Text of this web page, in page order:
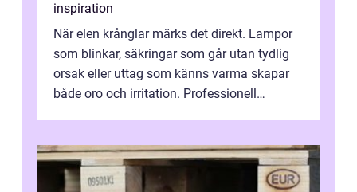
inspiration
När elen krånglar märks det direkt. Lampor
som blinkar, säkringar som går utan tydlig
orsak eller uttag som känns varma skapar
både oro och irritation. Professionell